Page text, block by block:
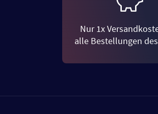
Nur 1x
alle Bestellungen